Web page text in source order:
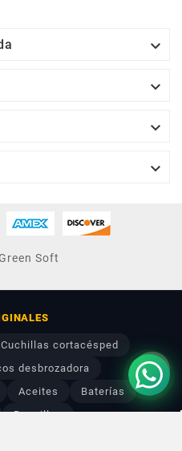




Soft
Cuchillas cortacésped
desbrozadora
Aceites
Baterías
Boquillas